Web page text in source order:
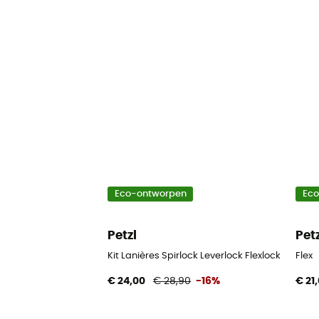
Eco-ontworpen
Petzl
Kit Lanières Spirlock Leverlock Flexlock
€ 24,00 € 28,90 -16%
Flex
€